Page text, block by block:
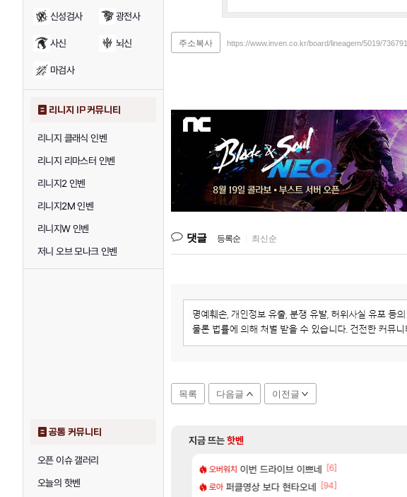
신성검사 광전사
사신 뇌신
마검사
리니지 IP 커뮤니티
리니지 클래식 인벤
리니지 리마스터 인벤
리니지2 인벤
리니지2M 인벤
리니지W 인벤
저니 오브 모나크 인벤
공통 커뮤니티
오픈 이슈 갤러리
오늘의 핫벤
주소복사 https://www.inven.co.kr/board/lineagem/5019/736791
댓글 등록순 최신순
목록 다음글 이전글
지금 뜨는핫벤
[13]
오버워치 이번 드라이브 이쁘네 [6]
로아 퍼클영상 보다 현타오네 [94]
길찾기/지도 공략 (1 ~ 12장)
만화 | 야간 보초는 너무 힘들어
여행 7년만에 가족여행을 다녀왔습니다.
아스오라 「에린」 컨셉 포스터 공개